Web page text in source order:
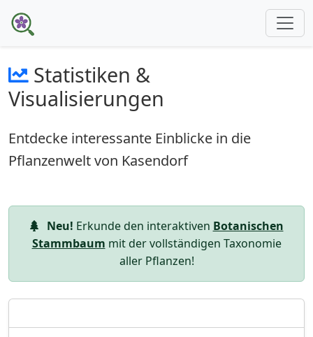
Statistiken &
Visualisierungen
Entdecke interessante Einblicke in die
Pflanzenwelt von Kasendorf
Neu! Erkunde den interaktiven Botanischen
Stammbaum mit der vollständigen Taxonomie
aller Pflanzen!